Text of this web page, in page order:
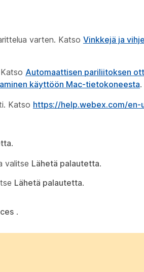
varten. Katso Vinkkejä ja
Automaattisen pariliitoksen
käyttöön Mac-tietokoneesta.
Katso https://help.webex.com/
.
valitse Lähetä palautetta.
Lähetä palautetta.
.